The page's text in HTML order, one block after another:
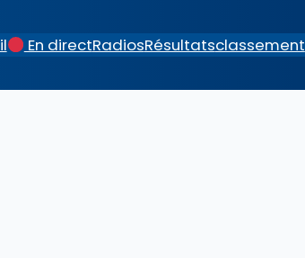
En directRadiosRésultatsclassement